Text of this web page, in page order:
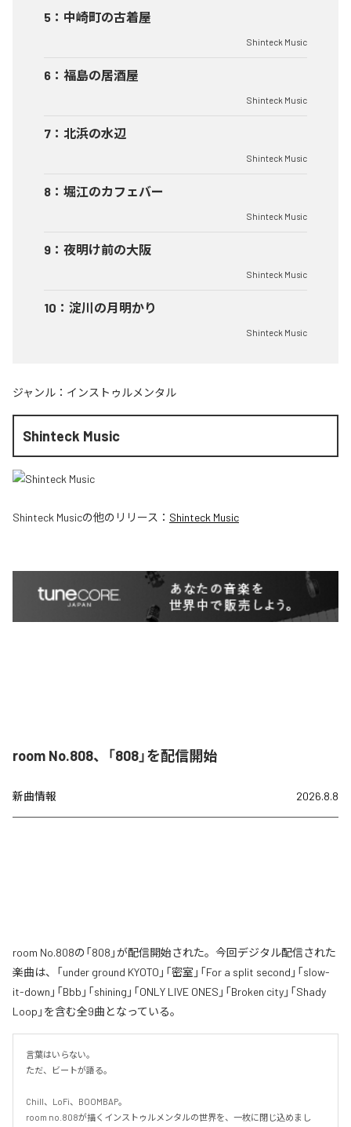
5 ： 中崎町の古着屋
Shinteck Music
6 ： 福島の居酒屋
Shinteck Music
7 ： 北浜の水辺
Shinteck Music
8 ： 堀江のカフェバー
Shinteck Music
9 ： 夜明け前の大阪
Shinteck Music
10 ： 淀川の月明かり
Shinteck Music
ジャンル： インストゥルメンタル
Shinteck Music
Shinteck Musicの他のリリース： Shinteck Music
room No.808、「808」を配信開始
新曲情報 2026.8.8
room No.808の「808」が配信開始された。今回デジタル配信された
楽曲は、「under ground KYOTO」「密室」「For a split second」「slow-
it-down」「Bbb」「shining」「ONLY LIVE ONES」「Broken city」「Shady
Loop」を含む全9曲となっている。
言葉はいらない。
ただ、ビートが語る。
Chill、LoFi、BOOMBAP。
room no.808が描くインストゥルメンタルの世界を、一枚に閉じ込めまし